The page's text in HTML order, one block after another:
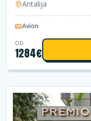
Antalija
Avion
OD
1284€